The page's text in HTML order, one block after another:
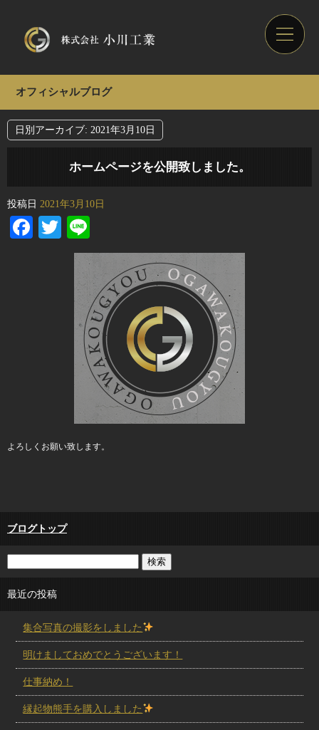
オフィシャルブログ
日別アーカイブ: 2021年3月10日
ホームページを公開致しました。
投稿日 2021年3月10日
Facebook
Twitter
よろしくお願い致します。
ブログトップ
最近の投稿
集合写真の撮影をしました
明けましておめでとうございます！
仕事納め！
縁起物熊手を購入しました